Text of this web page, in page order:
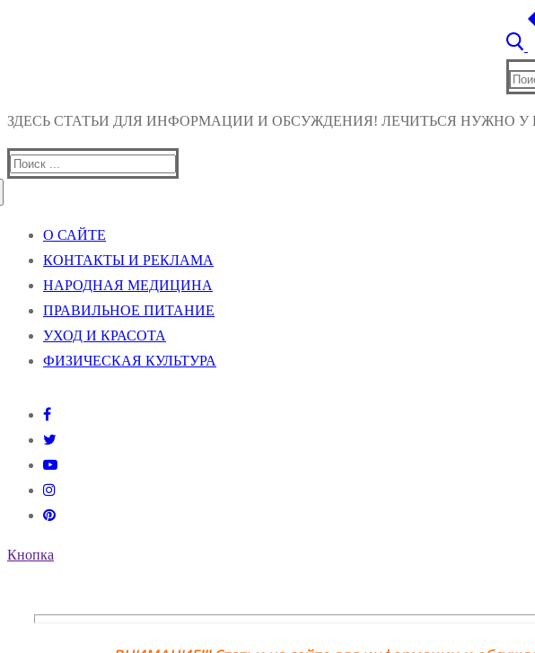
ЗДЕСЬ СТАТЬИ ДЛЯ ИНФОРМАЦИИ И ОБСУЖДЕНИЯ! ЛЕЧИТЬСЯ НУЖНО У
Найти:
О САЙТЕ
КОНТАКТЫ И РЕКЛАМА
НАРОДНАЯ МЕДИЦИНА
ПРАВИЛЬНОЕ ПИТАНИЕ
УХОД И КРАСОТА
ФИЗИЧЕСКАЯ КУЛЬТУРА
Кнопка